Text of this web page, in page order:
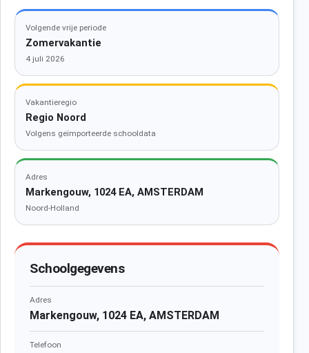
Volgende vrije periode
Zomervakantie
4 juli 2026
Vakantieregio
Regio Noord
Volgens geïmporteerde schooldata
Adres
Markengouw, 1024 EA, AMSTERDAM
Noord-Holland
Schoolgegevens
Adres
Markengouw, 1024 EA, AMSTERDAM
Telefoon